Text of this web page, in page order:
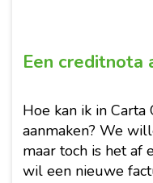
Een creditnota
Hoe kan ik in
aanmaken? We
maar toch is het af
wil een nieuwe